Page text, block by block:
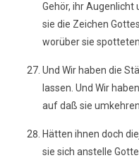
Gehör, ihr Augenlicht
sie die Zeichen
worüber sie spotteten.
Und Wir haben die
lassen. Und Wir
auf daß sie umkehren.
Hätten ihnen doch
sie sich anstelle